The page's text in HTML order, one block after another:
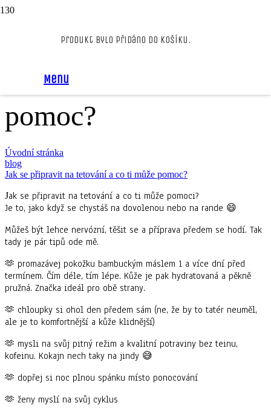
Produkt bylo přidáno do košíku.
Menu
Jak se připravit na
tetování a co ti může
pomoc?
Úvodní stránka
blog
Jak se připravit na tetování a co ti může pomoc?
Jak se připravit na tetování a co ti může pomoci?
Je to, jako když se chystáš na dovolenou nebo na rande 😄
Můžeš být lehce nervózní, těšit se a příprava předem se hodí. Tak
tady je pár tipů ode mě.
🫶 promazávej pokožku bambuckým máslem 1 a více dní před
termínem. Čím déle, tím lépe. Kůže je pak hydratovaná a pěkně
pružná. Značka ideál pro obě strany.
🫶 chloupky si ohol den předem sám (ne, že by to tatér neuměl,
ale je to komfortnější a kůže klidnější)
🫶 mysli na svůj pitný režim a kvalitní potraviny bez teinu,
kofeinu. Kokajn nech taky na jindy 😅
🫶 dopřej si noc plnou spánku místo ponocování
🫶 ženy myslí na svůj cyklus